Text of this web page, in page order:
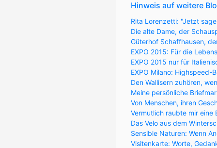
Hinweis auf weitere
Rita Lorenzetti: "Jetzt
Die alte Dame, der
Güterhof Schaffhausen,
EXPO 2015: Für die
EXPO 2015 nur für
EXPO Milano: Highspeed-
Den Wallisern zuhören,
Meine persönliche
Von Menschen, ihren
Vermutlich raubte mir
Das Velo aus dem
Sensible Naturen: Wenn
Visitenkarte: Worte,